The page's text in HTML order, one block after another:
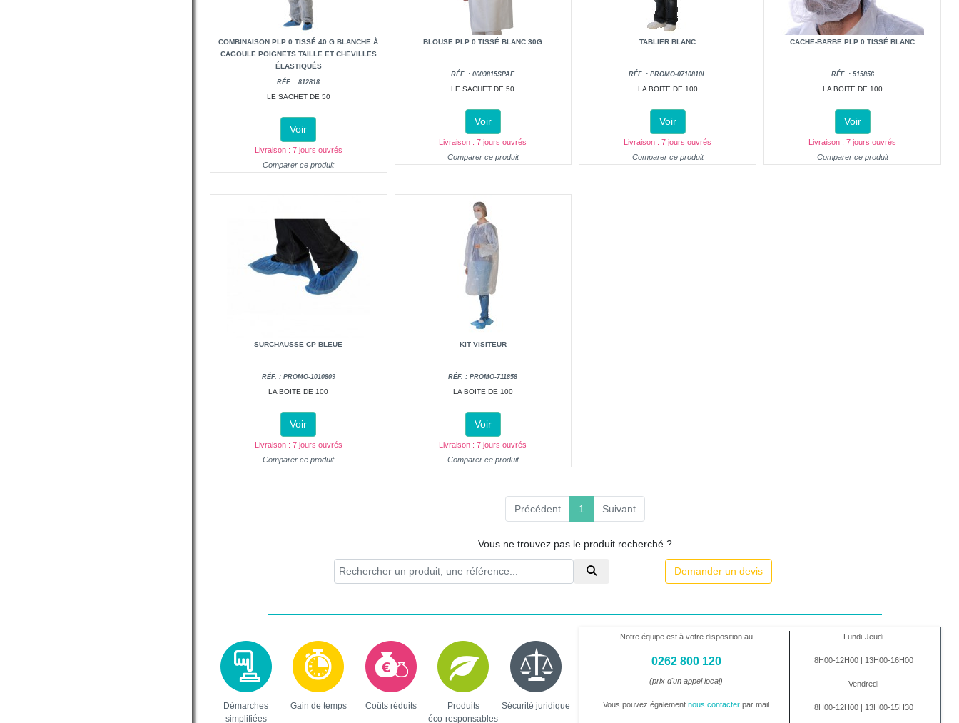
COMBINAISON PLP 0 TISSÉ 40 G BLANCHE À
CAGOULE POIGNETS TAILLE ET CHEVILLES
ÉLASTIQUÉS
RÉF. : 812818
LE SACHET DE 50
Voir
Livraison : 7 jours ouvrés
Comparer ce produit
BLOUSE PLP 0 TISSÉ BLANC 30G
RÉF. : 0609815SPAE
LE SACHET DE 50
Voir
Livraison : 7 jours ouvrés
Comparer ce produit
TABLIER BLANC
RÉF. : PROMO-0710810L
LA BOITE DE 100
Voir
Livraison : 7 jours ouvrés
Comparer ce produit
CACHE-BARBE PLP 0 TISSÉ BLANC
RÉF. : 515856
LA BOITE DE 100
Voir
Livraison : 7 jours ouvrés
Comparer ce produit
SURCHAUSSE CP BLEUE
RÉF. : PROMO-1010809
LA BOITE DE 100
Voir
Livraison : 7 jours ouvrés
Comparer ce produit
KIT VISITEUR
RÉF. : PROMO-711858
LA BOITE DE 100
Voir
Livraison : 7 jours ouvrés
Comparer ce produit
Précédent 1 (current)
Suivant
Vous ne trouvez pas le produit recherché ?
Demander un devis
Démarches
simplifiées
Gain de temps Coûts réduits
Produits
éco-responsables
Sécurité juridique
Notre équipe est à votre disposition au
0262 800 120
(prix d'un appel local)
Vous pouvez égalementnous contacter par mail
Lundi-Jeudi
8H00-12H00 | 13H00-16H00
Vendredi
8H00-12H00 | 13H00-15H30